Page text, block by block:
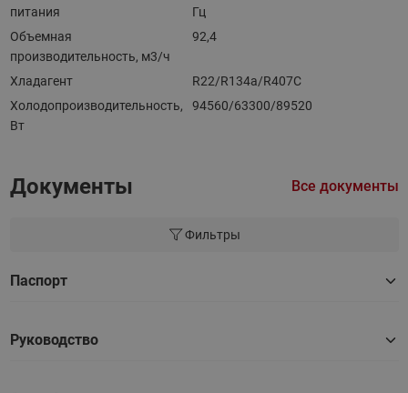
питания
Гц
Объемная
производительность, м3/ч
92,4
Хладагент
R22/R134a/R407C
Холодопроизводительность,
Вт
94560/63300/89520
Документы Все документы
Фильтры
Паспорт
Руководство